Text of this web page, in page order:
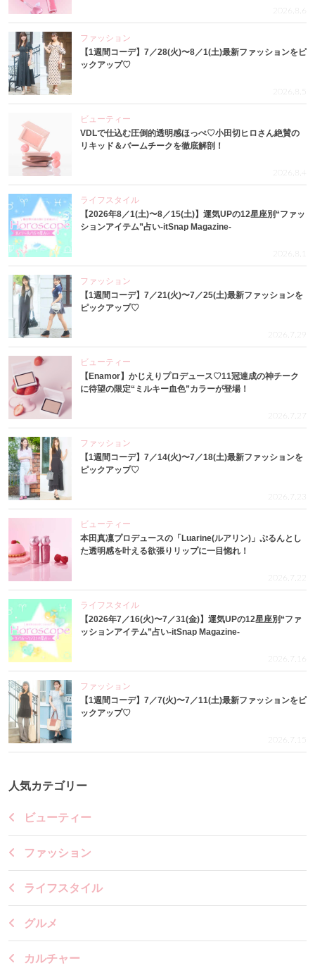
2026.8.6
ファッション
【1週間コーデ】7／28(火)〜8／1(土)最新ファッションをピ
ックアップ♡
2026.8.5
ビューティー
VDLで仕込む圧倒的透明感ほっぺ♡小田切ヒロさん絶賛の
リキッド＆バームチークを徹底解剖！
2026.8.4
ライフスタイル
【2026年8／1(土)〜8／15(土)】運気UPの12星座別“ファッ
ションアイテム”占い-itSnap Magazine-
2026.8.1
ファッション
【1週間コーデ】7／21(火)〜7／25(土)最新ファッションを
ピックアップ♡
2026.7.29
ビューティー
【Enamor】かじえりプロデュース♡11冠達成の神チーク
に待望の限定“ミルキー血色”カラーが登場！
2026.7.27
ファッション
【1週間コーデ】7／14(火)〜7／18(土)最新ファッションを
ピックアップ♡
2026.7.23
ビューティー
本田真凜プロデュースの「Luarine(ルアリン)」ぷるんとし
た透明感を叶える欲張りリップに一目惚れ！
2026.7.22
ライフスタイル
【2026年7／16(火)〜7／31(金)】運気UPの12星座別“ファ
ッションアイテム”占い-itSnap Magazine-
2026.7.16
ファッション
【1週間コーデ】7／7(火)〜7／11(土)最新ファッションをピ
ックアップ♡
2026.7.15
人気カテゴリー
ビューティー
ファッション
ライフスタイル
グルメ
カルチャー